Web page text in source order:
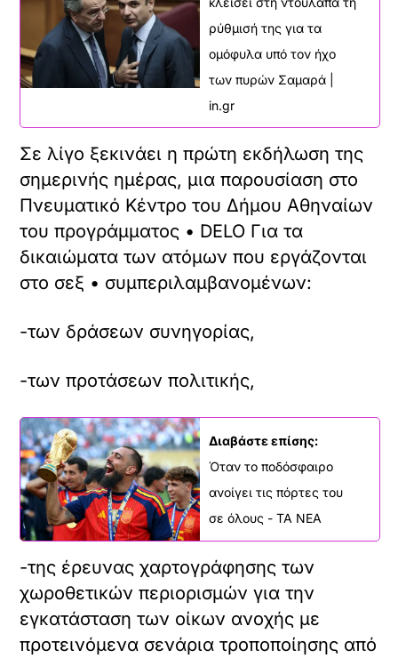
ρύθμισή της για τα
ομόφυλα υπό τον ήχο
των πυρών Σαμαρά |
in.gr
Σε λίγο ξεκινάει η πρώτη εκδήλωση της
σημερινής ημέρας, μια παρουσίαση στο
Πνευματικό Κέντρο του Δήμου Αθηναίων
του προγράμματος • DELO Για τα
δικαιώματα των ατόμων που εργάζονται
στο σεξ • συμπεριλαμβανομένων:
-των δράσεων συνηγορίας,
-των προτάσεων πολιτικής,
Διαβάστε επίσης:
Όταν το ποδόσφαιρο
ανοίγει τις πόρτες του
σε όλους - ΤΑ ΝΕΑ
-της έρευνας χαρτογράφησης των
χωροθετικών περιορισμών για την
εγκατάσταση των οίκων ανοχής με
προτεινόμενα σενάρια τροποποίησης από